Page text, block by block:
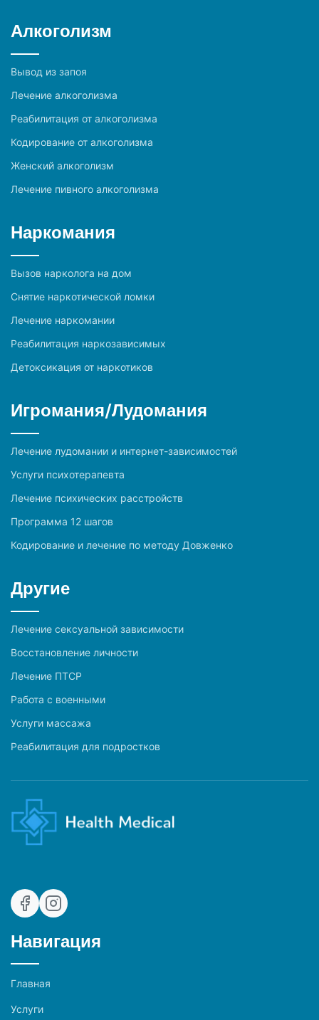
Алкоголизм
Вывод из запоя
Лечение алкоголизма
Реабилитация от алкоголизма
Кодирование от алкоголизма
Женский алкоголизм
Лечение пивного алкоголизма
Наркомания
Вызов нарколога на дом
Снятие наркотической ломки
Лечение наркомании
Реабилитация наркозависимых
Детоксикация от наркотиков
Игромания/Лудомания
Лечение лудомании и интернет-зависимостей
Услуги психотерапевта
Лечение психических расстройств
Программа 12 шагов
Кодирование и лечение по методу Довженко
Другие
Лечение сексуальной зависимости
Восстановление личности
Лечение ПТСР
Работа с военными
Услуги массажа
Реабилитация для подростков
Навигация
Главная
Услуги